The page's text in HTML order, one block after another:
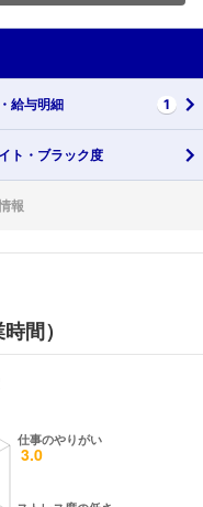
給与明細 1
ト・ ブラック度
報
間）